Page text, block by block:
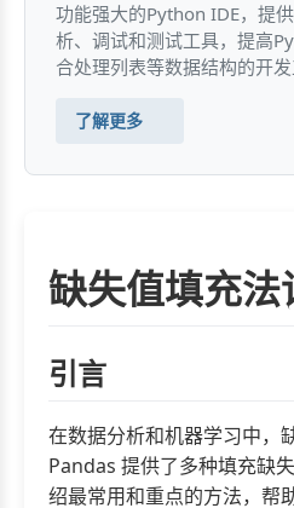
功能强大的Python IDE，提
析、调试和测试工具，提高
合处理列表等数据结构的开发
了解更多
缺失值填充法
引言
在数据分析和机器学习中，
Pandas 提供了多种填充缺
绍最常用和重点的方法，帮